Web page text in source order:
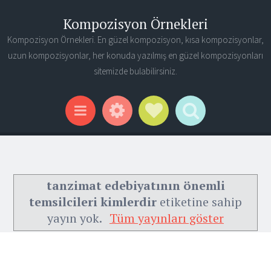
Kompozisyon Örnekleri
Kompozisyon Örnekleri. En güzel kompozisyon, kısa kompozisyonlar,
uzun kompozisyonlar, her konuda yazılmış en güzel kompozisyonları
sitemizde bulabilirsiniz.
Menu WidgetsSocial Links
Search
tanzimat edebiyatının önemli
temsilcileri kimlerdir etiketine sahip
yayın yok. Tüm yayınları göster